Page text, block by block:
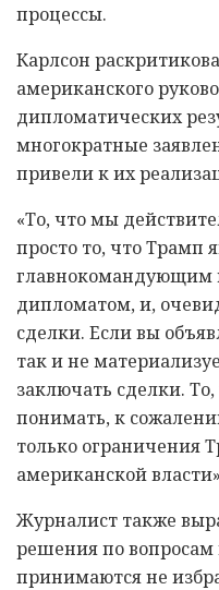
процессы.
Карлсон
американского
дипломатических
многократные
привели к их
«То, что мы
просто то, что Трамп
главнокомандующим
дипломатом, и,
сделки. Если вы
так и не
заключать сделки.
понимать, к
только ограничения
американской
Журналист также
решения по
принимаются не